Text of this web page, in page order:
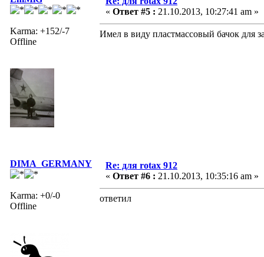
Karma: +152/-7
Offline
« Ответ #5 : 21.10.2013, 10:27:41 am »
Имел в виду пластмассовый бачок для
DIMA_GERMANY
Karma: +0/-0
Offline
Re: для rotax 912
« Ответ #6 : 21.10.2013, 10:35:16 am »
ответил